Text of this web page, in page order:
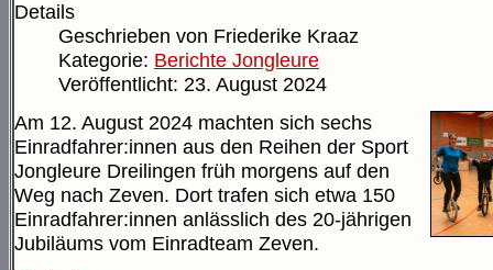
Details
Geschrieben von Friederike Kraaz
Kategorie: Berichte Jongleure
Veröffentlicht: 23. August 2024
Am 12. August 2024 machten sich sechs
Einradfahrer:innen aus den Reihen der Sport
Jongleure Dreilingen früh morgens auf den
Weg nach Zeven. Dort trafen sich etwa 150
Einradfahrer:innen anlässlich des 20-jährigen
Jubiläums vom Einradteam Zeven.